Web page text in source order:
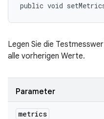
public void
Legen Sie die
alle vorherigen Werte.
Parameter
metrics